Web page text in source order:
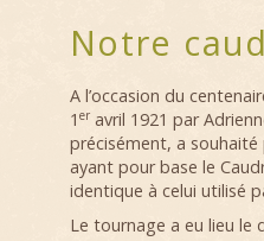
Notre
A l’occasion du
1 eravril 1921 par
précisément, a
ayant pour base le
identique à celui utilisé
Le tournage a eu lieu le